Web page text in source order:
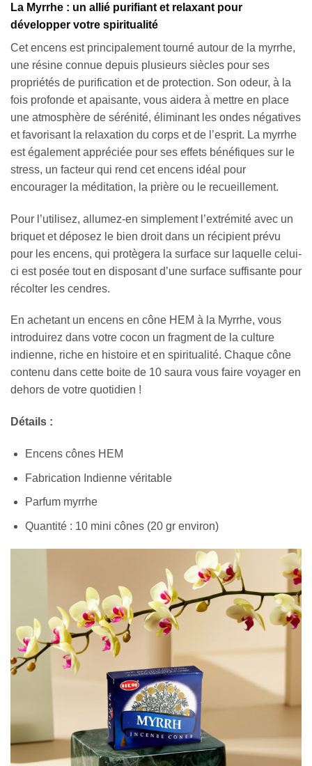
La Myrrhe : un allié purifiant et relaxant pour
développer votre spiritualité
Cet encens est principalement tourné autour de la myrrhe,
une résine connue depuis plusieurs siècles pour ses
propriétés de purification et de protection. Son odeur, à la
fois profonde et apaisante, vous aidera à mettre en place
une atmosphère de sérénité, éliminant les ondes négatives
et favorisant la relaxation du corps et de l’esprit. La myrrhe
est également appréciée pour ses effets bénéfiques sur le
stress, un facteur qui rend cet encens idéal pour
encourager la méditation, la prière ou le recueillement.
Pour l’utilisez, allumez-en simplement l’extrémité avec un
briquet et déposez le bien droit dans un récipient prévu
pour les encens, qui protègera la surface sur laquelle celui-
ci est posée tout en disposant d’une surface suffisante pour
récolter les cendres.
En achetant un encens en cône HEM à la Myrrhe, vous
introduirez dans votre cocon un fragment de la culture
indienne, riche en histoire et en spiritualité. Chaque cône
contenu dans cette boite de 10 saura vous faire voyager en
dehors de votre quotidien !
Détails :
Encens cônes HEM
Fabrication Indienne véritable
Parfum myrrhe
Quantité : 10 mini cônes (20 gr environ)
Appliquer les filtres